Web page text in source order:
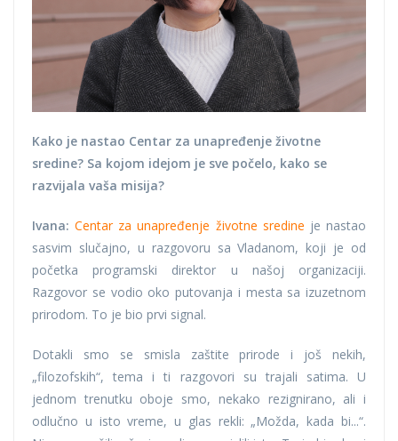
Kako je nastao Centar za unapređenje životne
sredine? Sa kojom idejom je sve počelo, kako se
razvijala vaša misija?
Ivana: Centar za unapređenje životne sredine je nastao
sasvim slučajno, u razgovoru sa Vladanom, koji je od
početka programski direktor u našoj organizaciji.
Razgovor se vodio oko putovanja i mesta sa izuzetnom
prirodom. To je bio prvi signal.
Dotakli smo se smisla zaštite prirode i još nekih,
„filozofskih“, tema i ti razgovori su trajali satima. U
jednom trenutku oboje smo, nekako rezignirano, ali i
odlučno u isto vreme, u glas rekli: „Možda, kada bi...“.